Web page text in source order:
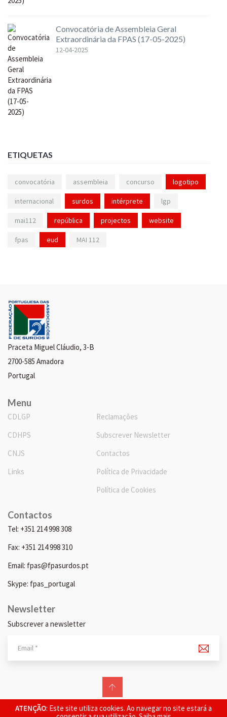
ATENÇÃO: Este site utiliza cookies. Ao navegar no site estará a
Convocatória de Assembleia Geral
Extraordinária da FPAS (17-05-2025)
12-04-2025
ETIQUETAS
convocatória assembleia concurso logotipo
internacional surdos intérprete lgp
mai112 república projectos website
fpas eud MAI 112
Praceta Miguel Cláudio, 3-B
2700-585 Amadora
Portugal
Menu
CDLGP
CDHPS
CNJS
Links
Reclamações
Subscrever Newsletter
Contactos
Política de Privacidade
Política de Cookies
Contactos
Tel: +351 214 998 308
Fax: +351 214 998 310
Email: fpas@fpasurdos.pt
Skype: fpas_portugal
Newsletter
Subscrever a newsletter
© 2026 FPAS. Todos os direitos reservados.